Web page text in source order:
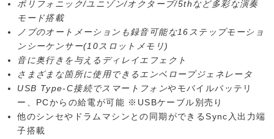
ポリフォニック/ユニゾン/オクターブ/5thなど多彩な演奏
モード搭載
ノブのオートメーションも録音可能な16ステップモーショ
ンシーケンサー(10スロットメモリ)
音に奥行きを与えるディレイエフェクト
さまざまな箇所に使用できるエンベロープジェネレータ
USB Type-C接続でスマートフォンやモバイルバッテリ
ー、PCからの給電が可能 ※USBケーブル別売り
他のシンセやドラムマシンとの同期ができるSync入出力端
子搭載